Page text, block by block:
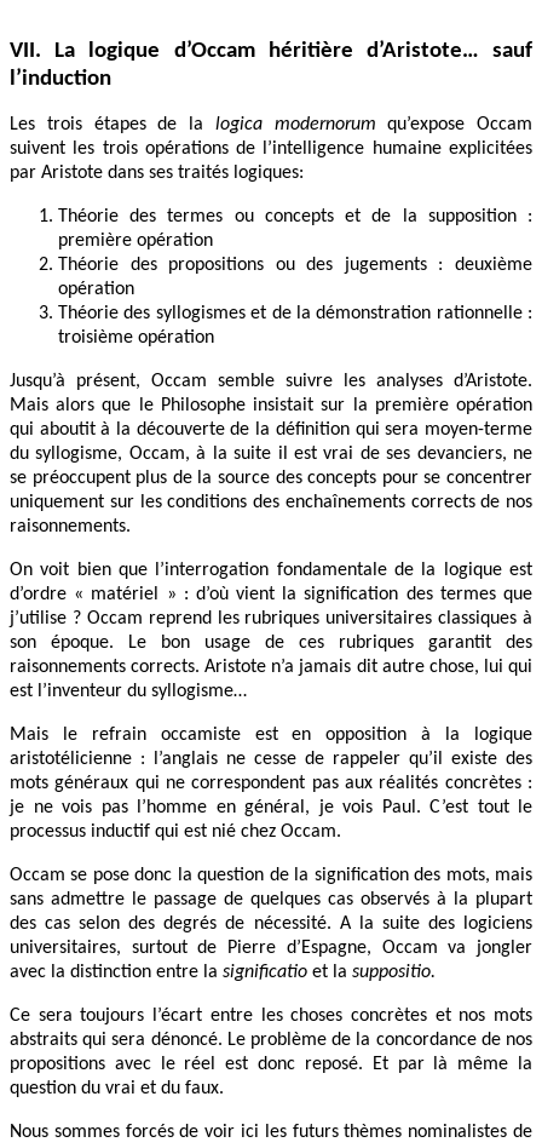
VII. La logique d’Occam héritière d’Aristote… sauf
l’induction
Les trois étapes de la logica modernorum qu’expose Occam
suivent les trois opérations de l’intelligence humaine explicitées
par Aristote dans ses traités logiques:
Théorie des termes ou concepts et de la supposition :
première opération
Théorie des propositions ou des jugements : deuxième
opération
Théorie des syllogismes et de la démonstration rationnelle :
troisième opération
Jusqu’à présent, Occam semble suivre les analyses d’Aristote.
Mais alors que le Philosophe insistait sur la première opération
qui aboutit à la découverte de la définition qui sera moyen-terme
du syllogisme, Occam, à la suite il est vrai de ses devanciers, ne
se préoccupent plus de la source des concepts pour se concentrer
uniquement sur les conditions des enchaînements corrects de nos
raisonnements.
On voit bien que l’interrogation fondamentale de la logique est
d’ordre « matériel » : d’où vient la signification des termes que
j’utilise ? Occam reprend les rubriques universitaires classiques à
son époque. Le bon usage de ces rubriques garantit des
raisonnements corrects. Aristote n’a jamais dit autre chose, lui qui
est l’inventeur du syllogisme…
Mais le refrain occamiste est en opposition à la logique
aristotélicienne : l’anglais ne cesse de rappeler qu’il existe des
mots généraux qui ne correspondent pas aux réalités concrètes :
je ne vois pas l’homme en général, je vois Paul. C’est tout le
processus inductif qui est nié chez Occam.
Occam se pose donc la question de la signification des mots, mais
sans admettre le passage de quelques cas observés à la plupart
des cas selon des degrés de nécessité. A la suite des logiciens
universitaires, surtout de Pierre d’Espagne, Occam va jongler
avec la distinction entre la significatio et la suppositio.
Ce sera toujours l’écart entre les choses concrètes et nos mots
abstraits qui sera dénoncé. Le problème de la concordance de nos
propositions avec le réel est donc reposé. Et par là même la
question du vrai et du faux.
Nous sommes forcés de voir ici les futurs thèmes nominalistes de